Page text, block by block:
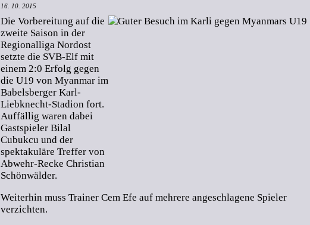
16. 10. 2015
Die Vorbereitung auf die
zweite Saison in der
Regionalliga Nordost
setzte die SVB-Elf mit
einem 2:0 Erfolg gegen
die U19 von Myanmar im
Babelsberger Karl-
Liebknecht-Stadion fort.
Auffällig waren dabei
Gastspieler Bilal
Cubukcu und der
spektakuläre Treffer von
Abwehr-Recke Christian
Schönwälder.
Weiterhin muss Trainer Cem Efe auf mehrere angeschlagene Spieler
verzichten.